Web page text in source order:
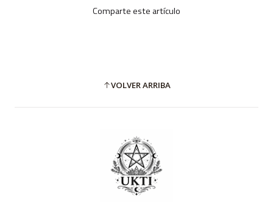
Comparte este artículo
VOLVER ARRIBA